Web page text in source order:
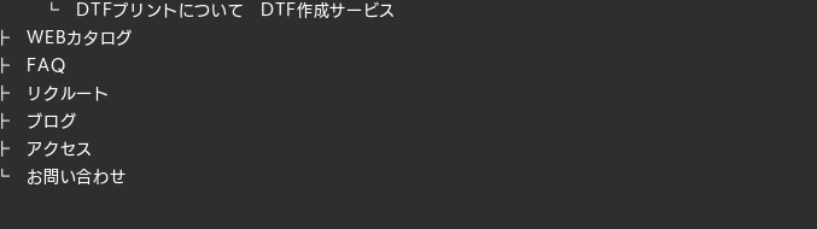
┗ DTFプリントについて
DTF作成サービス
┣
WEB​カタログ
┣
FAQ
┣ リクルート
┣
ブログ
┣
アクセス
┗ お問い合わせ